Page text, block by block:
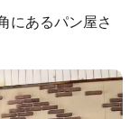
にあるパン屋さ